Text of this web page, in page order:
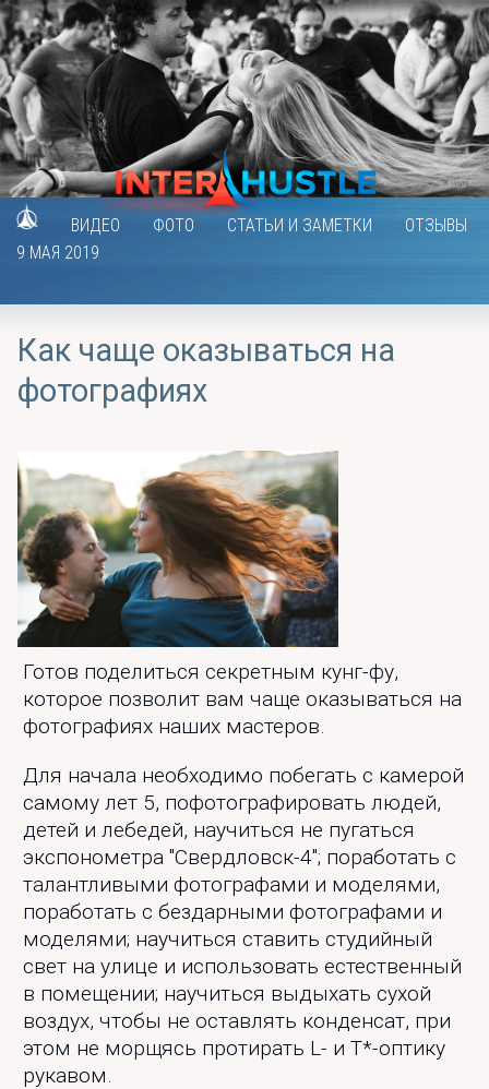
ВИДЕО ФОТО СТАТЬИ И ЗАМЕТКИ
ОТЗЫВЫ
9 МАЯ 2019
Как чаще оказываться на
фотографиях
Готов поделиться секретным кунг-фу,
которое позволит вам чаще оказываться на
фотографиях наших мастеров.
Для начала необходимо побегать с камерой
самому лет 5, пофотографировать людей,
детей и лебедей, научиться не пугаться
экспонометра "Свердловск-4"; поработать с
талантливыми фотографами и моделями,
поработать с бездарными фотографами и
моделями; научиться ставить студийный
свет на улице и использовать естественный
в помещении; научиться выдыхать сухой
воздух, чтобы не оставлять конденсат, при
этом не морщясь протирать L- и T*-оптику
рукавом.